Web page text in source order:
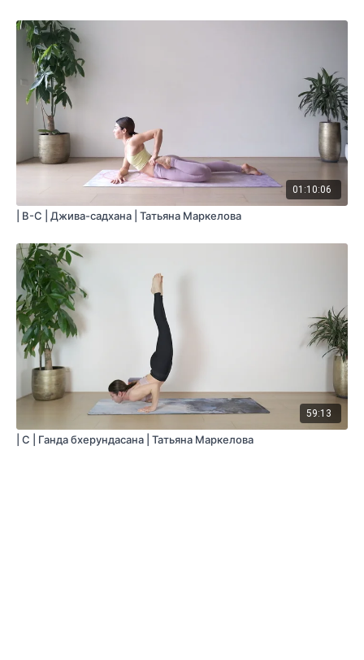
01:10:06
| B-C | Джива-садхана | Татьяна Маркелова
59:13
| С | Ганда бхерундасана | Татьяна Маркелова